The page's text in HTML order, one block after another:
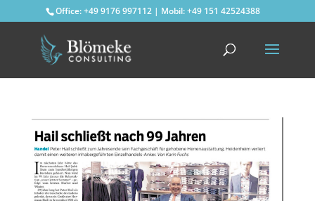
Office: +49 9176 997112 | Mobil: +49 151 42524388